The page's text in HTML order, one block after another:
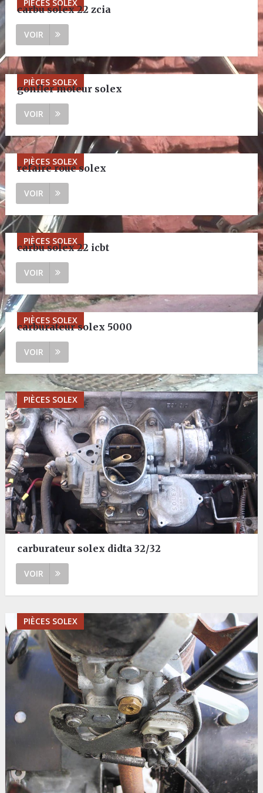
PIÈCES SOLEX
carbu solex 22 zcia
VOIR
PIÈCES SOLEX
gonfler moteur solex
VOIR
PIÈCES SOLEX
refaire roue solex
VOIR
PIÈCES SOLEX
carbu solex 22 icbt
VOIR
PIÈCES SOLEX
carburateur solex 5000
VOIR
PIÈCES SOLEX
carburateur solex didta 32/32
VOIR
PIÈCES SOLEX